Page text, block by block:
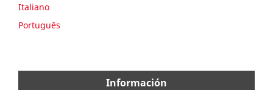
Italiano
Português
Información